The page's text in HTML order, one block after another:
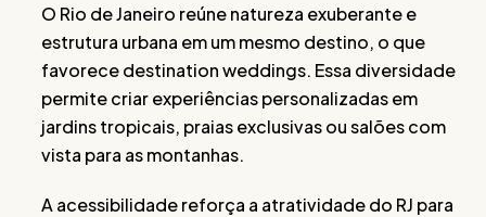
O Rio de Janeiro reúne natureza exuberante e
estrutura urbana em um mesmo destino, o que
favorece destination weddings. Essa diversidade
permite criar experiências personalizadas em
jardins tropicais, praias exclusivas ou salões com
vista para as montanhas.
A acessibilidade reforça a atratividade do RJ para